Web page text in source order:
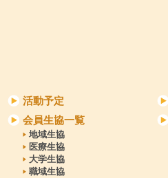
活動予定
会員生協一覧
地域生協
医療生協
大学生協
職域生協